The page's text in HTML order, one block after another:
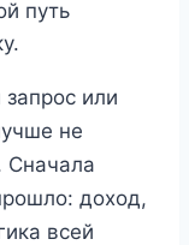
путь
или
не
Сначала
доход,
всей